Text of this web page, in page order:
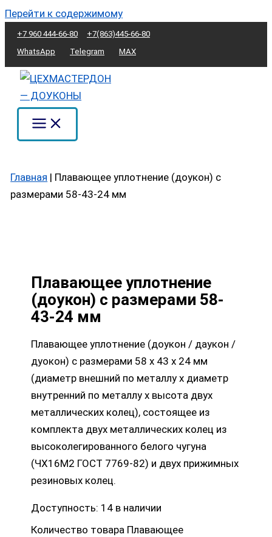
Перейти к содержимому
+7 960 444-66-80
+7(863)445-66-80
WhatsApp
Telegram MAX
Главная | Плавающее уплотнение (доукон) с
размерами 58-43-24 мм
Плавающее уплотнение
(доукон) с размерами 58-
43-24 мм
Плавающее уплотнение (доукон / даукон /
дуокон) с размерами 58 х 43 х 24 мм
(диаметр внешний по металлу х диаметр
внутренний по металлу х высота двух
металлических колец), состоящее из
комплекта двух металлических колец из
высоколегированного белого чугуна
(ЧХ16М2 ГОСТ 7769-82) и двух прижимных
резиновых колец.
Доступность: 14 в наличии
Количество товара Плавающее